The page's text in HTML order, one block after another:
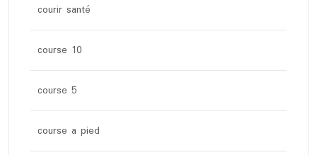
courir santé
course 10
course 5
course a pied